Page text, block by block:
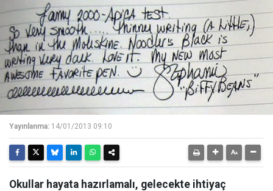
Yayınlanma: 14/01/2013 09:10
Okullar hayata hazırlamalı, gelecekte ihtiyaç